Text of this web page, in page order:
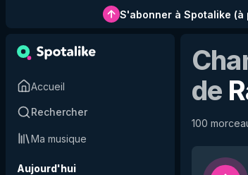
S'abonner à Spotalike (à
Accueil
Rechercher
Ma musique
Aujourd'hui
de
100